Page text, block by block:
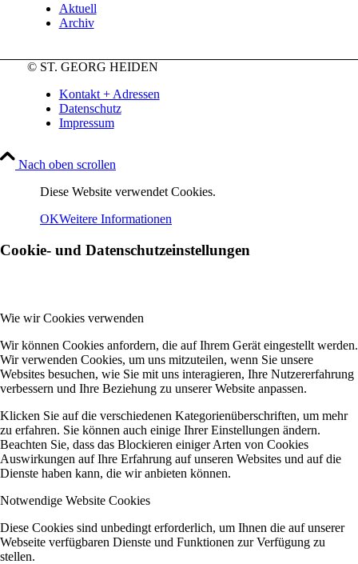
Aktuell
Archiv
© ST. GEORG HEIDEN
Kontakt + Adressen
Datenschutz
Impressum
Nach oben scrollen
Diese Website verwendet Cookies.
OKWeitere Informationen
Cookie- und Datenschutzeinstellungen
Wie wir Cookies verwenden
Wir können Cookies anfordern, die auf Ihrem Gerät eingestellt werden.
Wir verwenden Cookies, um uns mitzuteilen, wenn Sie unsere
Websites besuchen, wie Sie mit uns interagieren, Ihre Nutzererfahrung
verbessern und Ihre Beziehung zu unserer Website anpassen.
Klicken Sie auf die verschiedenen Kategorienüberschriften, um mehr
zu erfahren. Sie können auch einige Ihrer Einstellungen ändern.
Beachten Sie, dass das Blockieren einiger Arten von Cookies
Auswirkungen auf Ihre Erfahrung auf unseren Websites und auf die
Dienste haben kann, die wir anbieten können.
Notwendige Website Cookies
Diese Cookies sind unbedingt erforderlich, um Ihnen die auf unserer
Webseite verfügbaren Dienste und Funktionen zur Verfügung zu
stellen.